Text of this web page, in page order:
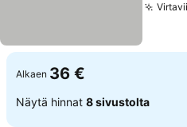
Alkaen 36 €
Näytä hinnat 8 sivustolta